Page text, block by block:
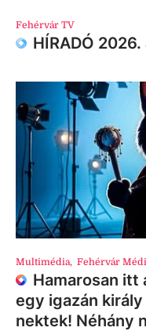
Fehérvár TV
HÍRADÓ
Multimédia, Fehérvár
Hamarosan itt
egy igazán
nektek! Néhány